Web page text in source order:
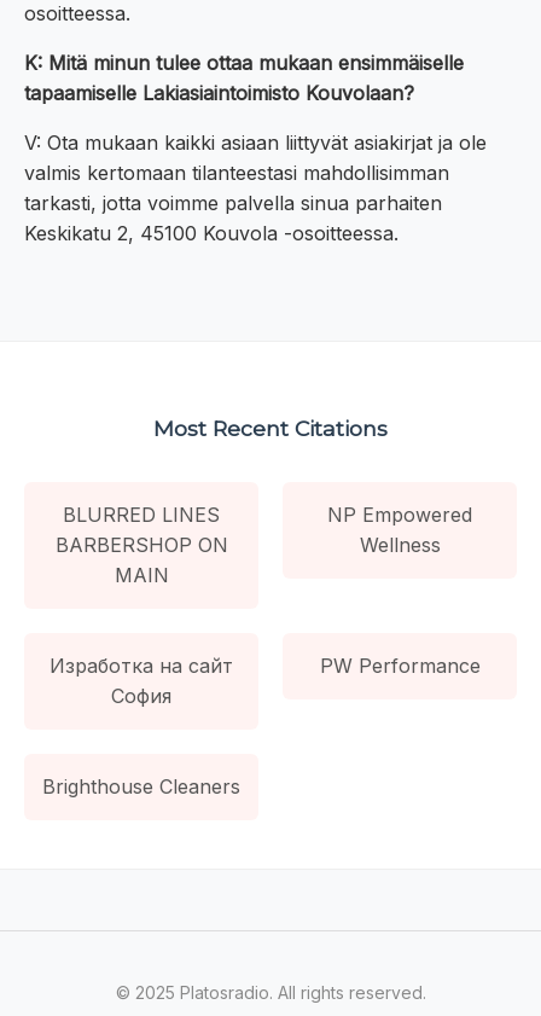
osoitteessa.
K: Mitä minun tulee ottaa mukaan ensimmäiselle
tapaamiselle Lakiasiaintoimisto Kouvolaan?
V: Ota mukaan kaikki asiaan liittyvät asiakirjat ja ole
valmis kertomaan tilanteestasi mahdollisimman
tarkasti, jotta voimme palvella sinua parhaiten
Keskikatu 2, 45100 Kouvola -osoitteessa.
Most Recent Citations
BLURRED LINES
BARBERSHOP ON
MAIN
NP Empowered
Wellness
Изработка на сайт
София
PW Performance
Brighthouse Cleaners
© 2025 Platosradio. All rights reserved.